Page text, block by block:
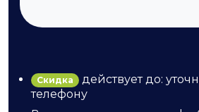
Скидка действует до:
телефону